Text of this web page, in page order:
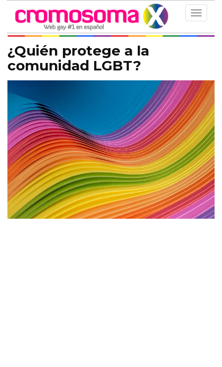
Toggle
¿Quién protege a la
comunidad LGBT?